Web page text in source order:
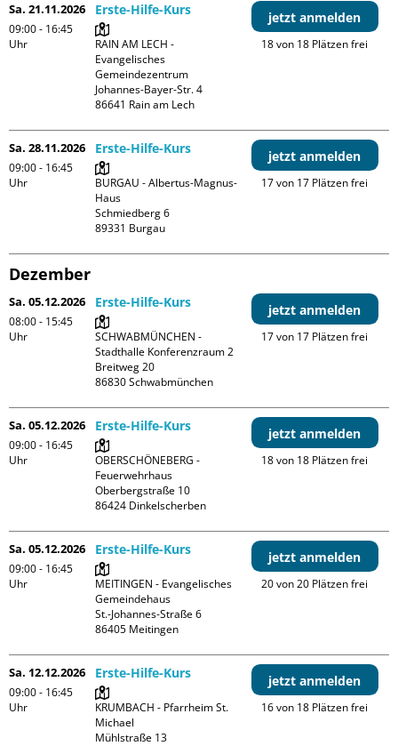
Sa. 21.11.2026
09:00 - 16:45
Uhr
Erste-Hilfe-Kurs
RAIN AM LECH -
Evangelisches
Gemeindezentrum
Johannes-Bayer-Str. 4
jetzt anmelden
18 von 18 Plätzen frei
Sa. 28.11.2026
09:00 - 16:45
Uhr
Erste-Hilfe-Kurs
BURGAU - Albertus-Magnus-
Haus
Schmiedberg 6
jetzt anmelden
17 von 17 Plätzen frei
Dezember
Sa. 05.12.2026
08:00 - 15:45
Uhr
Erste-Hilfe-Kurs
SCHWABMÜNCHEN -
Stadthalle Konferenzraum 2
Breitweg 20
jetzt anmelden
17 von 17 Plätzen frei
Sa. 05.12.2026
09:00 - 16:45
Uhr
Erste-Hilfe-Kurs
OBERSCHÖNEBERG -
Feuerwehrhaus
Oberbergstraße 10
jetzt anmelden
18 von 18 Plätzen frei
Sa. 05.12.2026
09:00 - 16:45
Uhr
Erste-Hilfe-Kurs
MEITINGEN - Evangelisches
Gemeindehaus
St.-Johannes-Straße 6
jetzt anmelden
20 von 20 Plätzen frei
Sa. 12.12.2026
09:00 - 16:45
Uhr
Erste-Hilfe-Kurs
KRUMBACH - Pfarrheim St.
Michael
Mühlstraße 13
jetzt anmelden
16 von 18 Plätzen frei